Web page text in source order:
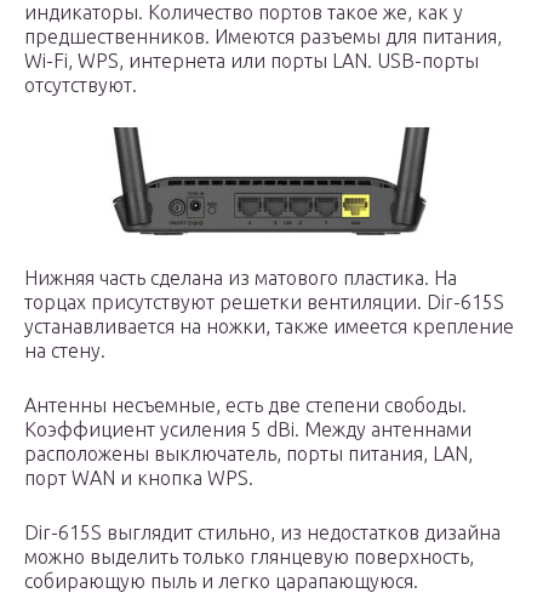
индикаторы. Количество портов такое же, как у
предшественников. Имеются разъемы для питания,
Wi-Fi, WPS, интернета или порты LAN. USB-порты
отсутствуют.
Нижняя часть сделана из матового пластика. На
торцах присутствуют решетки вентиляции. Dir-615S
устанавливается на ножки, также имеется крепление
на стену.
Антенны несъемные, есть две степени свободы.
Коэффициент усиления 5 dBi. Между антеннами
расположены выключатель, порты питания, LAN,
порт WAN и кнопка WPS.
Dir-615S выглядит стильно, из недостатков дизайна
можно выделить только глянцевую поверхность,
собирающую пыль и легко царапающуюся.